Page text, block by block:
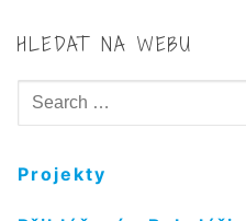
HLEDAT NA WEBU
Hledat:
Projekty